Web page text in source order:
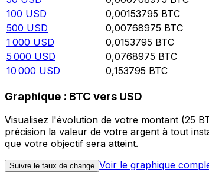
100 USD 0,00153795 BTC
500 USD 0,00768975 BTC
1 000 USD 0,0153795 BTC
5 000 USD 0,0768975 BTC
10 000 USD 0,153795 BTC
Graphique : BTC vers USD
Visualisez l'évolution de votre montant (25
précision la valeur de votre argent à tout
que votre objectif sera atteint.
Suivre le taux de change Voir le graphique